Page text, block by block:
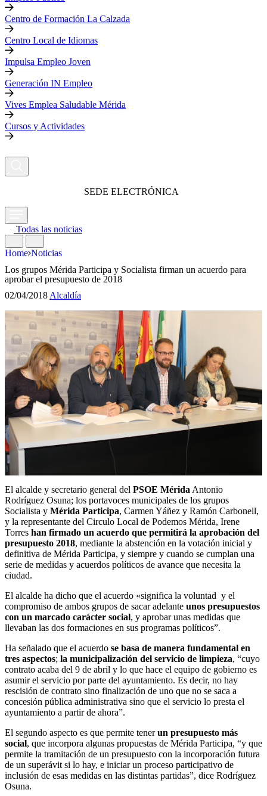
Centro de Formación La Calzada
Centro Local de Idiomas
Impulsa Empleo Joven
Generación IN Empleo
Vives Emplea Saludable Mérida
Cursos y Actividades
SEDE ELECTRÓNICA
Todas las noticias
Home Noticias
Los grupos Mérida Participa y Socialista firman un acuerdo para
aprobar el presupuesto de 2018
02/04/2018Alcaldía
El alcalde y secretario general del PSOE Mérida Antonio
Rodríguez Osuna; los portavoces municipales de los grupos
Socialista y Mérida Participa, Carmen Yáñez y Ramón Carbonell,
y la representante del Circulo Local de Podemos Mérida, Irene
Torres han firmado un acuerdo que permitirá la aprobación del
presupuesto 2018, mediante la abstención en la votación inicial y
definitiva de Mérida Participa, y siempre y cuando se cumplan una
serie de medidas y acuerdos políticos de avance que necesita la
ciudad.
El alcalde ha dicho que el acuerdo «significa la voluntad y el
compromiso de ambos grupos de sacar adelante unos presupuestos
con un marcado carácter social, y aprobar unas medidas que
llevaban las dos formaciones en sus programas políticos”.
Ha señalado que el acuerdo se basa de manera fundamental en
tres aspectos; la municipalización del servicio de limpieza, “cuyo
contrato acaba del 9 de abril y lo que hace el equipo de gobierno es
asumir el servicio por parte del ayuntamiento. Es decir, no hay
rescisión de contrato sino finalización de uno que no se saca a
concesión pública administrativa sino que el servicio lo presta el
ayuntamiento a partir de ahora”.
El segundo aspecto es que permite tenerun presupuesto más
social, que incorpora algunas propuestas de Mérida Participa, “y que
permite la tramitación de un presupuesto con la incorporación futura
de un superávit si lo hay, e iniciar un proceso participativo de
inclusión de esas medidas en las distintas partidas”, dice Rodríguez
Osuna.